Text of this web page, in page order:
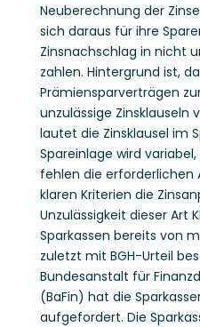
Neuberechnung der
sich daraus für ihre
Zinsnachschlag in nicht
zahlen. Hintergrund ist,
Prämiensparverträgen
unzulässige Zinsklauseln
lautet die Zinsklausel im
Spareinlage wird variabel,
fehlen die erforderlichen
klaren Kriterien die
Unzulässigkeit dieser Art
Sparkassen bereits von
zuletzt mit BGH-Urteil
Bundesanstalt für
(BaFin) hat die
aufgefordert. Die